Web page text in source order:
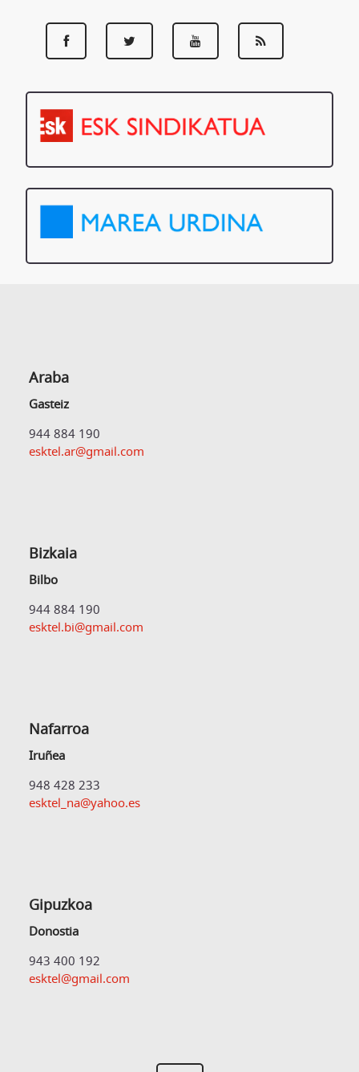
Araba
Gasteiz
944 884 190
esktel.ar@gmail.com
Bizkaia
Bilbo
944 884 190
esktel.bi@gmail.com
Nafarroa
Iruñea
948 428 233
esktel_na@yahoo.es
Gipuzkoa
Donostia
943 400 192
esktel@gmail.com